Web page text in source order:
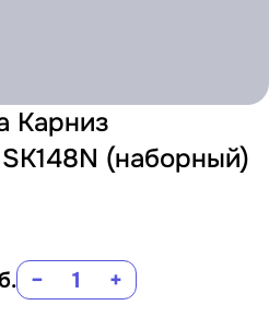
Карниз
(наборный)
− +